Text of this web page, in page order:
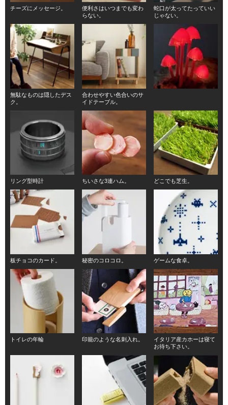
チーズにメッセージ。
便利さはいつまでも変わ
らない。
蛇口が太ってたっていい
じゃない。
無駄なものは隠したデス
ク。
合わせやすい色合いのサ
イドテーブル。
リング型時計 ちいさな3連ハム。 どこでも芝生。
板チョコのカード。 秘密のコロコロ。 ゲームな食卓。
トイレの年輪 印籠のような名刺入れ。
イタリア産カホーは寝て
お待ち下さい。